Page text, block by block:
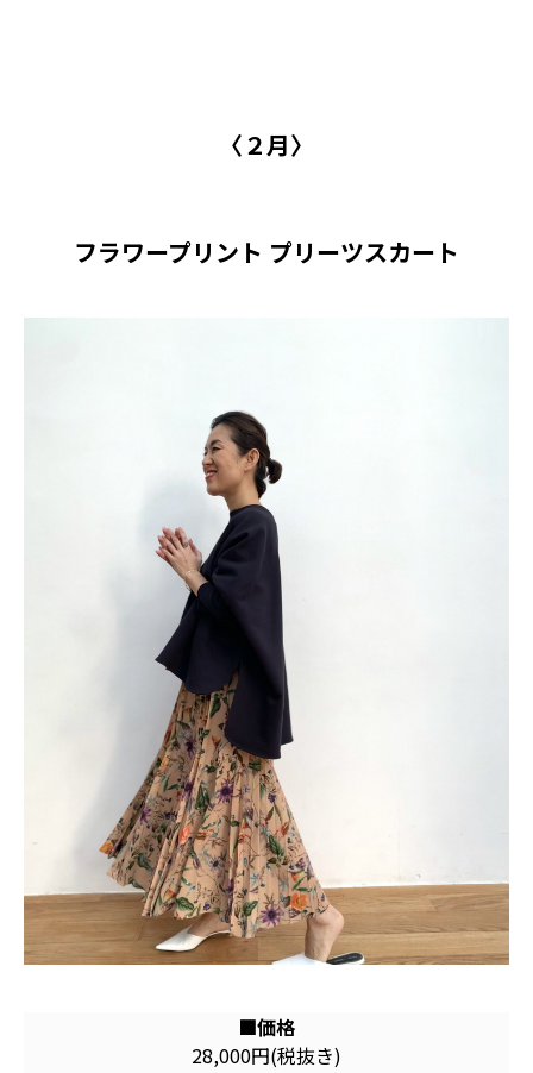
〈２月〉
フラワープリント プリーツスカート
■価格
28,000円(税抜き)